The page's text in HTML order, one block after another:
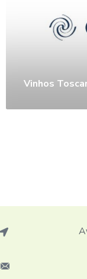
Vinhos